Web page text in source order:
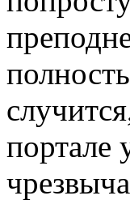
портале